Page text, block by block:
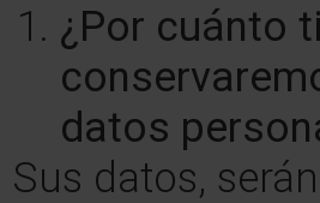
¿Por cuánto
datos
Sus datos, serán